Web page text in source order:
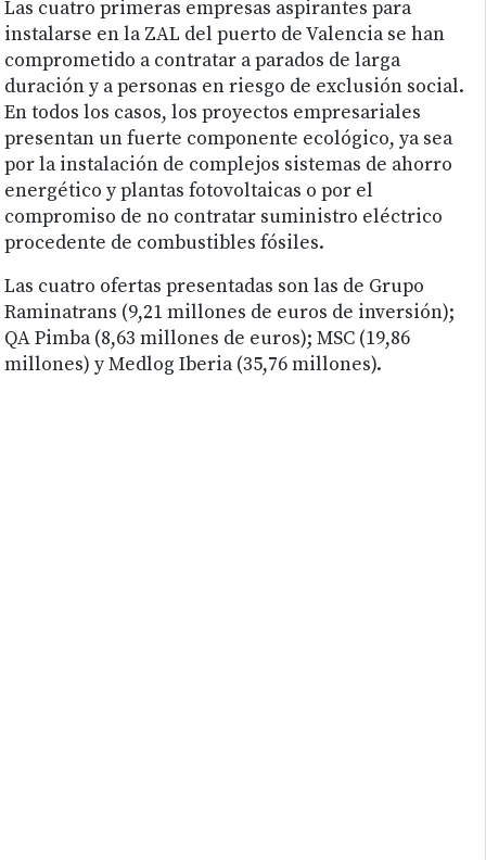
Las cuatro primeras empresas aspirantes para
instalarse en la ZAL del puerto de Valencia se han
comprometido a contratar a parados de larga
duración y a personas en riesgo de exclusión social.
En todos los casos, los proyectos empresariales
presentan un fuerte componente ecológico, ya sea
por la instalación de complejos sistemas de ahorro
energético y plantas fotovoltaicas o por el
compromiso de no contratar suministro eléctrico
procedente de combustibles fósiles.
Las cuatro ofertas presentadas son las de Grupo
Raminatrans (9,21 millones de euros de inversión);
QA Pimba (8,63 millones de euros); MSC (19,86
millones) y Medlog Iberia (35,76 millones).